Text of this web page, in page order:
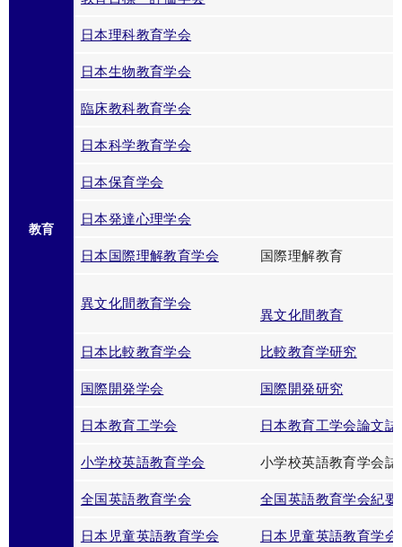
教育
日本理科教育学会
日本生物教育学会
臨床教科教育学会
日本科学教育学会
日本保育学会
日本発達心理学会
日本国際理解教育学会 国際理解教育
異文化間教育学会
異文化間教育
日本比較教育学会 比較教育学研究
国際開発学会 国際開発研究
日本教育工学会 日本教育工学会論文誌
小学校英語教育学会 小学校英語教育学会誌
全国英語教育学会 全国英語教育学会紀要
日本児童英語教育学会 日本児童英語教育学